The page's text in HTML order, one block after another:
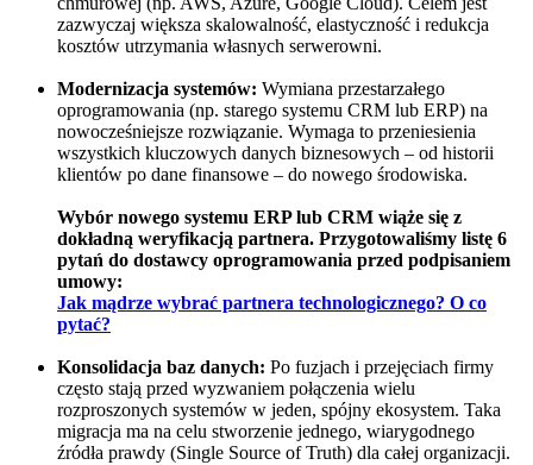
zazwyczaj większa skalowalność, elastyczność i redukcja
kosztów utrzymania własnych serwerowni.
Modernizacja systemów: Wymiana przestarzałego
oprogramowania (np. starego systemu CRM lub ERP) na
nowocześniejsze rozwiązanie. Wymaga to przeniesienia
wszystkich kluczowych danych biznesowych – od historii
klientów po dane finansowe – do nowego środowiska.
Wybór nowego systemu ERP lub CRM wiąże się z
dokładną weryfikacją partnera. Przygotowaliśmy listę 6
pytań do dostawcy oprogramowania przed podpisaniem
umowy:
Jak mądrze wybrać partnera technologicznego? O co
pytać?
Konsolidacja baz danych: Po fuzjach i przejęciach firmy
często stają przed wyzwaniem połączenia wielu
rozproszonych systemów w jeden, spójny ekosystem. Taka
migracja ma na celu stworzenie jednego, wiarygodnego
źródła prawdy (Single Source of Truth) dla całej organizacji.